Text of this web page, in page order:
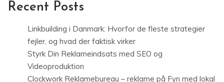
Recent Posts
Linkbuilding i Danmark: Hvorfor de fleste strategier
fejler, og hvad der faktisk virker
Styrk Din Reklameindsats med SEO og
Videoproduktion
Clockwork Reklamebureau – reklame på Fyn med lokal